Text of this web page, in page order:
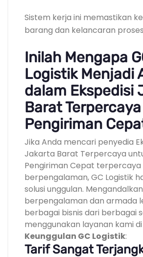
Sistem kerja ini memastikan
barang dan kelancaran
Inilah Mengapa
Logistik Menjadi
dalam Ekspedisi
Barat
Pengiriman
Jika Anda mencari penyedia
Jakarta Barat Terpercaya
Pengiriman Cepat terpercaya
berpengalaman, GC Logistik
solusi unggulan.
berpengalaman dan armada
berbagai bisnis dari berbagai
menggunakan layanan kami
Keunggulan GC Logistik:
Tarif Sangat